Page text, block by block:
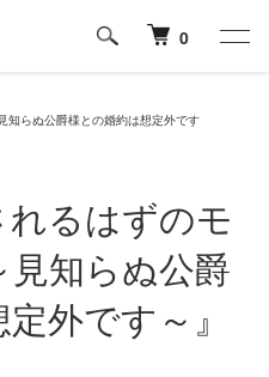
0
知らぬ公爵様との婚約は想定外です
れるはずのモ
知らぬ公爵
外です～』